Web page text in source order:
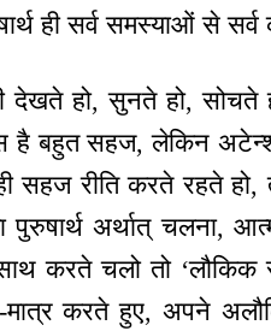
ही सर्व समस्याओं से
हो, सुनते हो, सोचते
है बहुत सहज, लेकिन
सहज रीति करते रहते
पुरुषार्थ अर्थात् चलना,
करते चलो तो
मात्र करते हुए, अपने